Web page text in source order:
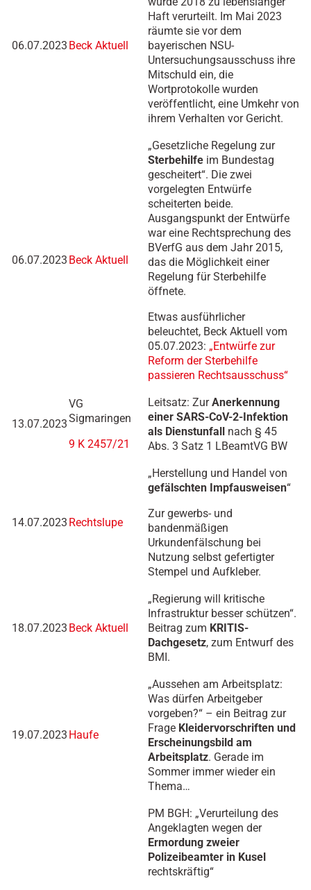
06.07.2023 Beck Aktuell
Haft verurteilt. Im Mai 2023
räumte sie vor dem
bayerischen NSU-
Untersuchungsausschuss ihre
Mitschuld ein, die
Wortprotokolle wurden
veröffentlicht, eine Umkehr von
ihrem Verhalten vor Gericht.
06.07.2023 Beck Aktuell
„Gesetzliche Regelung zur
Sterbehilfe im Bundestag
gescheitert“. Die zwei
vorgelegten Entwürfe
scheiterten beide.
Ausgangspunkt der Entwürfe
war eine Rechtsprechung des
BVerfG aus dem Jahr 2015,
das die Möglichkeit einer
Regelung für Sterbehilfe
öffnete.
Etwas ausführlicher
beleuchtet, Beck Aktuell vom
05.07.2023: „Entwürfe zur
Reform der Sterbehilfe
passieren Rechtsausschuss“
13.07.2023
VG
Sigmaringen
9 K 2457/21
Leitsatz: ZurAnerkennung
einer SARS-CoV-2-Infektion
als Dienstunfall nach § 45
Abs. 3 Satz 1 LBeamtVG BW
14.07.2023 Rechtslupe
„Herstellung und Handel von
gefälschten Impfausweisen“
Zur gewerbs- und
bandenmäßigen
Urkundenfälschung bei
Nutzung selbst gefertigter
Stempel und Aufkleber.
18.07.2023 Beck Aktuell
„Regierung will kritische
Infrastruktur besser schützen“.
Beitrag zum KRITIS-
Dachgesetz, zum Entwurf des
BMI.
19.07.2023 Haufe
„Aussehen am Arbeitsplatz:
Was dürfen Arbeitgeber
vorgeben?“ – ein Beitrag zur
Frage Kleidervorschriften und
Erscheinungsbild am
Arbeitsplatz. Gerade im
Sommer immer wieder ein
Thema…
PM BGH: „Verurteilung des
Angeklagten wegen der
Ermordung zweier
Polizeibeamter in Kusel
rechtskräftig“